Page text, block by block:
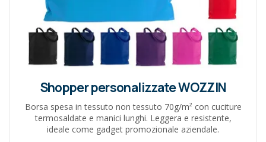
Shopper personalizzate WOZZIN
Borsa spesa in tessuto non tessuto 70g/m² con cuciture
termosaldate e manici lunghi. Leggera e resistente,
ideale come gadget promozionale aziendale.